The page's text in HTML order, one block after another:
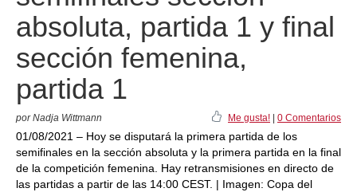
absoluta, partida 1 y final
sección femenina,
partida 1
por Nadja Wittmann Me gusta! 0 Comentarios
01/08/2021 – Hoy se disputará la primera partida de los
semifinales en la sección absoluta y la primera partida en la final
de la competición femenina. Hay retransmisiones en directo de
las partidas a partir de las 14:00 CEST. | Imagen: Copa del